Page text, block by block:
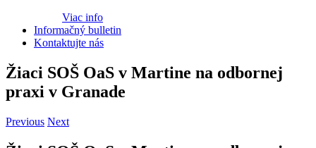
Viac info
Informačný bulletin
Kontaktujte nás
Žiaci SOŠ OaS v Martine na odbornej
praxi v Granade
Previous Next